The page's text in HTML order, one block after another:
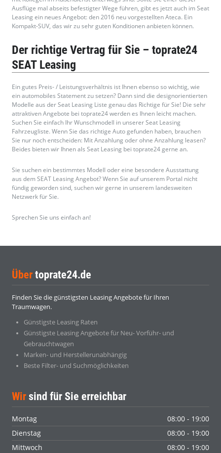
Ausflüge mal abseits befestigter Wege führen, gibt es jetzt auch im Seat
Leasing ein neues Angebot: den 2016 neu vorgestellten Ateca. Ein
Kompakt-SUV, das wir zu sehr guten Konditionen anbieten können.
Der richtige Vertrag für Sie – toprate24
SEAT Leasing
Ein gutes Preis- / Leistungsverhältnis ist Ihnen ebenso so wichtig, wie
ein automobiles Statement zu setzen? Dann sind die designorientierten
Modelle aus der Seat Leasing Liste genau das Richtige für Sie! Die sehr
attraktiven Angebote bei toprate24 werden es Ihnen leicht machen.
Suchen Sie einfach Ihr Wunschmodell in unserer Seat Leasing
Fahrzeugliste. Wenn Sie das richtige Auto gefunden haben, brauchen
Sie nur noch entscheiden: Mit Anzahlung oder ohne Anzahlung leasen?
Beides bieten wir Ihnen als Seat Leasing bei toprate24 gerne an.
Sie suchen ein bestimmtes Modell oder eine besondere Ausstattung
aus dem SEAT Leasing Angebot? Wenn Sie auf unserem Portal nicht
fündig geworden sind, suchen wir gerne in unserem landesweiten
Netzwerk für Sie.
Sprechen Sie uns einfach an!
Über toprate24.de
Finden Sie die günstigsten Leasing Angebote für Ihren
Traumwagen.
Günstigste Leasing Raten
Günstigste Leasing Angebote für Neu- Vorführ- und
Gebrauchtwagen
Marken- und Herstellerunabhängig
Beste Filter- und Suchmöglichkeiten
Wir sind für Sie erreichbar
Montag
08:00 - 19:00
Dienstag
08:00 - 19:00
Mittwoch
08:00 - 19:00